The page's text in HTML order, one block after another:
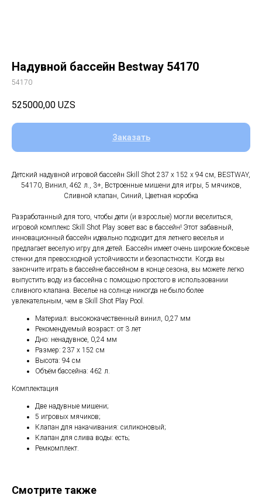
Надувной бассейн Bestway 54170
54170
525000,00 UZS
Заказать
Детский надувной игровой бассейн Skill Shot 237 x 152 x 94 см, BESTWAY,
54170, Винил, 462 л., 3+, Встроенные мишени для игры, 5 мячиков,
Сливной клапан, Синий, Цветная коробка
Разработанный для того, чтобы дети (и взрослые) могли веселиться,
игровой комплекс Skill Shot Play зовет вас в бассейн! Этот забавный,
инновационный бассейн идеально подходит для летнего веселья и
предлагает веселую игру для детей. Бассейн имеет очень широкие боковые
стенки для превосходной устойчивости и безопастности. Когда вы
закончите играть в бассейне бассейном в конце сезона, вы можете легко
выпустить воду из бассейна с помощью простого в использовании
сливного клапана. Веселье на солнце никогда не было более
увлекательным, чем в Skill Shot Play Pool.
Материал: высококачественный винил, 0,27 мм
Рекомендуемый возраст: от 3 лет
Дно: ненадувное, 0,24 мм
Размер: 237 х 152 см
Высота: 94 см
Объём бассейна: 462 л.
Комплектация
Две надувные мишени;
5 игровых мячиков;
Клапан для накачивания: силиконовый;
Клапан для слива воды: есть;
Ремкомплект.
Смотрите также